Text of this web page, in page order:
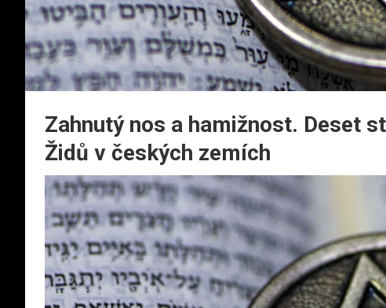
Zahnutý nos a hamižnost. Deset
Židů v českých zemích